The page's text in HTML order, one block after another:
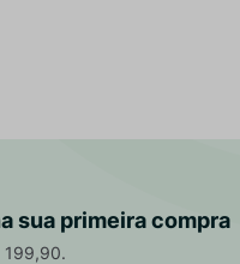
sua primeira compra
199,90.